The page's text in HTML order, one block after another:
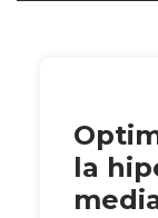
la